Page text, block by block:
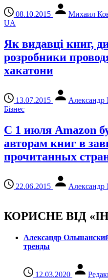
08.10.2015
Михаил
UA
Як видавці книг,
розробники
хакатони
13.07.2015
Александр
Бізнес
С 1 июля Amazon
авторам книг в
прочитанных
22.06.2015 Александр
КОРИСНЕ ВІД
Александр
тренды
12.03.2020